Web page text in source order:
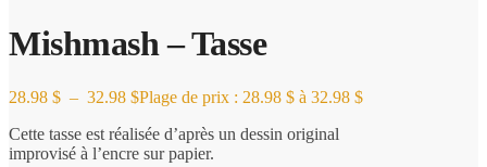
Mishmash – Tasse
28.98 $ – 32.98 $Plage de prix : 28.98 $ à 32.98 $
Cette tasse est réalisée d’après un dessin original
improvisé à l’encre sur papier.